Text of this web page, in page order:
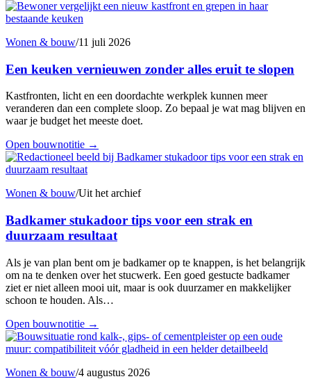
Wonen & bouw/11 juli 2026
Een keuken vernieuwen zonder alles eruit te slopen
Kastfronten, licht en een doordachte werkplek kunnen meer
veranderen dan een complete sloop. Zo bepaal je wat mag blijven en
waar je budget het meeste doet.
Open bouwnotitie →
Wonen & bouw/Uit het archief
Badkamer stukadoor tips voor een strak en
duurzaam resultaat
Als je van plan bent om je badkamer op te knappen, is het belangrijk
om na te denken over het stucwerk. Een goed gestucte badkamer
ziet er niet alleen mooi uit, maar is ook duurzamer en makkelijker
schoon te houden. Als…
Open bouwnotitie →
Wonen & bouw/4 augustus 2026